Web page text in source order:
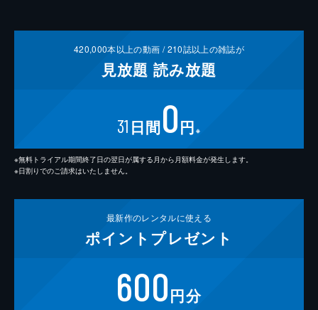
420,000本以上の動画 /210誌以上の雑誌が
見放題 読み放題
31 日間0円 ※
※無料トライアル期間終了日の翌日が属する月から月額料金が発生します。
※日割りでのご請求はいたしません。
最新作のレンタルに使える
ポイント プレゼント
600円分